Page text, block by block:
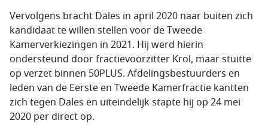
Vervolgens bracht Dales in april 2020 naar buiten zich
kandidaat te willen stellen voor de Tweede
Kamerverkiezingen in 2021. Hij werd hierin
ondersteund door fractievoorzitter Krol, maar stuitte
op verzet binnen 50PLUS. Afdelingsbestuurders en
leden van de Eerste en Tweede Kamerfractie kantten
zich tegen Dales en uiteindelijk stapte hij op 24 mei
2020 per direct op.